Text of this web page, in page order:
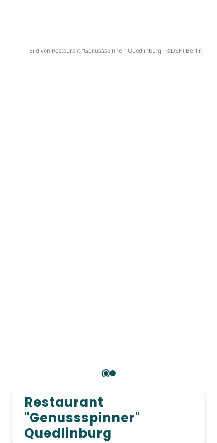
Restaurant
"Genussspinner"
Quedlinburg
Bild von Restaurant "Genussspinner" Quedlinburg - ©DSFT Berlin